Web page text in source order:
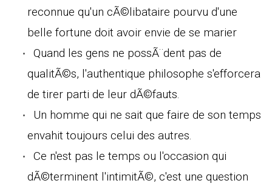
reconnue qu'un cÃ©libataire pourvu d'une
belle fortune doit avoir envie de se marier
Quand les gens ne possÃ¨dent pas de
qualitÃ©s, l'authentique philosophe s'efforcera
de tirer parti de leur dÃ©fauts.
Un homme qui ne sait que faire de son temps
envahit toujours celui des autres.
Ce n'est pas le temps ou l'occasion qui
dÃ©terminent l'intimitÃ©, c'est une question